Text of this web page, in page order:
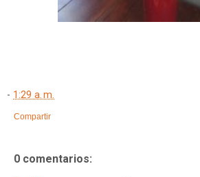
- 1:29 a. m.
Compartir
0 comentarios: